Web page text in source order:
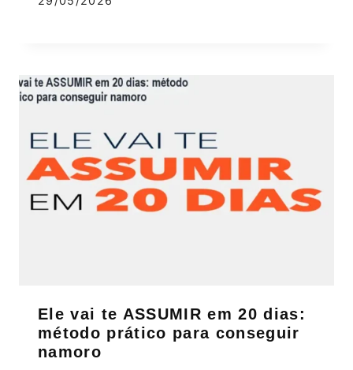
Ele vai te ASSUMIR em 20 dias:
método prático para conseguir
namoro